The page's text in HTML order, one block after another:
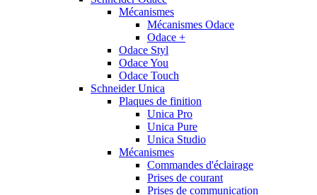
Mécanismes
Mécanismes Odace
Odace +
Odace Styl
Odace You
Odace Touch
Schneider Unica
Plaques de finition
Unica Pro
Unica Pure
Unica Studio
Mécanismes
Commandes d'éclairage
Prises de courant
Prises de communication